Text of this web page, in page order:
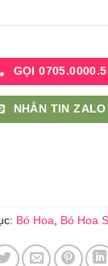
GỌI
NHẮN TIN ZALO
Bó Hoa Bó Hoa